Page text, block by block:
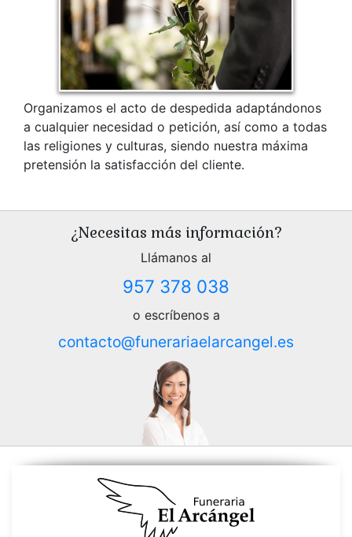
Organizamos el acto de despedida adaptándonos
a cualquier necesidad o petición, así como a todas
las religiones y culturas, siendo nuestra máxima
pretensión la satisfacción del cliente.
¿Necesitas más información?
Llámanos al
957 378 038
o escríbenos a
contacto@funerariaelarcangel.es